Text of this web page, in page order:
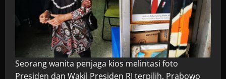
Seorang wanita penjaga kios melintasi foto
Presiden dan Wakil Presiden RI terpilih, Prabowo